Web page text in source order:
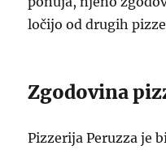
ločijo od drugih
Zgodovina
Pizzerija Peruzza je